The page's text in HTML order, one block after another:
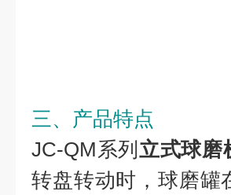
三、产品特点
JC-QM系列立式球磨
转盘转动时，球磨罐